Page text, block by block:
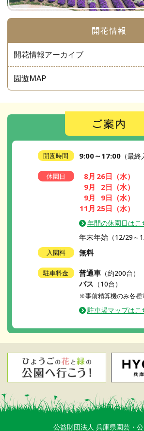
開花情報
開花情報アーカイブ
園遊MAP
ご案内
開園時間 9:00～17:00（最終
休園日 8月 26日 （水）
9月
2日 （水）
9月
9日 （水）
11月 25日 （水）
年間の休園日はこ
年末年始（12/29～1/
入園料 無料
駐車料金 普通車（約200台）
バス （10台）
※事前精算機のみ各種
駐車場マップはこ
公益財団法人 兵庫県園芸・